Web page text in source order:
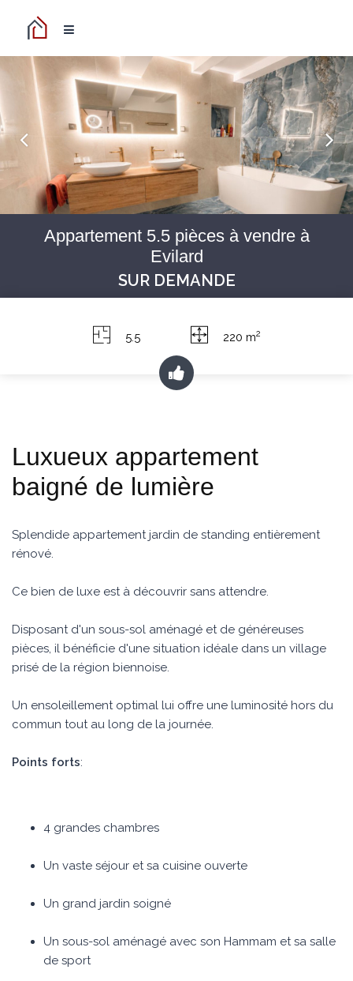
Appartement 5.5 pièces à vendre à
Evilard
SUR DEMANDE
5.5 220 m2
Luxueux appartement
baigné de lumière
Splendide appartement jardin de standing entièrement
rénové.
Ce bien de luxe est à découvrir sans attendre.
Disposant d'un sous-sol aménagé et de généreuses
pièces, il bénéficie d'une situation idéale dans un village
prisé de la région biennoise.
Un ensoleillement optimal lui offre une luminosité hors du
commun tout au long de la journée.
Points forts:
4 grandes chambres
Un vaste séjour et sa cuisine ouverte
Un grand jardin soigné
Un sous-sol aménagé avec son Hammam et sa salle
de sport